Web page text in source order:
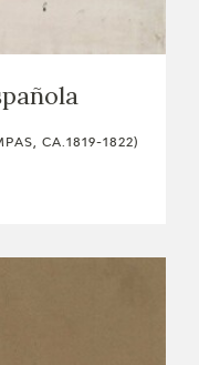
CA.1819-1822)